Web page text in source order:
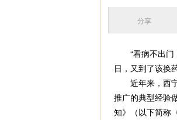
分享
“看病不出门
日，又到了该换
近年来，西宁
推广的典型经验
知》（以下简称